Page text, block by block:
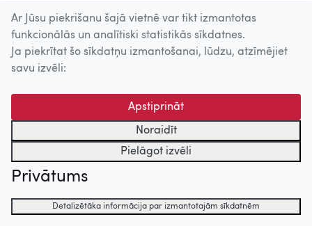
Ar Jūsu piekrišanu šajā vietnē var tikt izmantotas
funkcionālās un analītiski statistikās sīkdatnes.
Ja piekrītat šo sīkdatņu izmantošanai, lūdzu, atzīmējiet
savu izvēli:
Apstiprināt
Noraidīt
Pielāgot izvēli
Privātums
Detalizētāka informācija par izmantotajām sīkdatnēm